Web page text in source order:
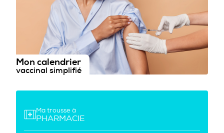
Mon calendrier
vaccinal simplifié
Ma trousse à
PHARMACIE